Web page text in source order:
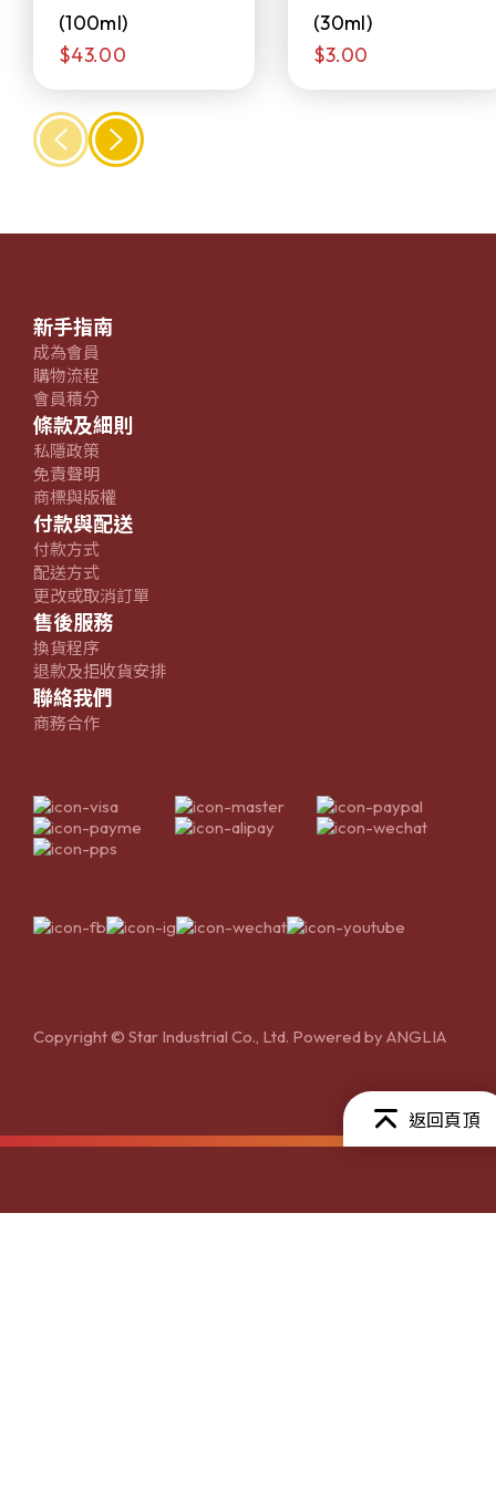
(100ml)
$43.00
(30ml)
$3.00
新手指南
成為會員
購物流程
會員積分
條款及細則
私隱政策
免責聲明
商標與版權
付款與配送
付款方式
配送方式
更改或取消訂單
售後服務
換貨程序
退款及拒收貨安排
聯絡我們
商務合作
Copyright © Star Industrial Co., Ltd. Powered byANGLIA
返回頁頂